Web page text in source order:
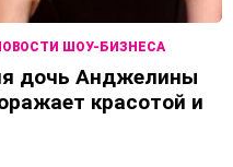
ШОУ-БИЗНЕСА
дочь Анджелины
красотой и